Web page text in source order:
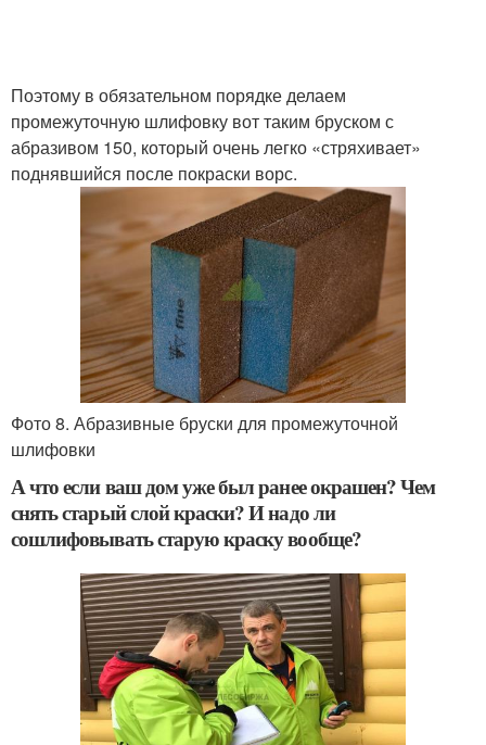
Поэтому в обязательном порядке делаем
промежуточную шлифовку вот таким бруском с
абразивом 150, который очень легко «стряхивает»
поднявшийся после покраски ворс.
Фото 8. Абразивные бруски для промежуточной
шлифовки
А что если ваш дом уже был ранее окрашен? Чем
снять старый слой краски? И надо ли
сошлифовывать старую краску вообще?